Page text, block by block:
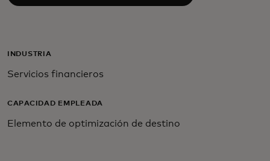
INDUSTRIA
Servicios financieros
CAPACIDAD EMPLEADA
Elemento de optimización de destino